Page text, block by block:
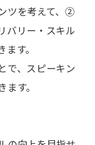
ツを考えて、②
バリー・スキル
す。
で、スピーキン
す。